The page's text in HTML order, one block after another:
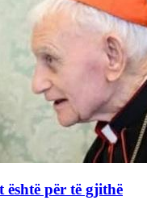
për të gjithë